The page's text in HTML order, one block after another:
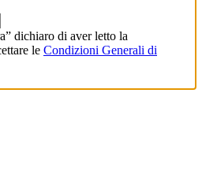
dichiaro di aver letto la
le Condizioni Generali di